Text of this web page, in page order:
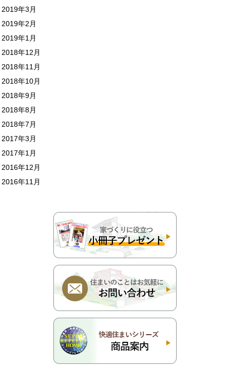
2019年3月
2019年2月
2019年1月
2018年12月
2018年11月
2018年10月
2018年9月
2018年8月
2018年7月
2017年3月
2017年1月
2016年12月
2016年11月